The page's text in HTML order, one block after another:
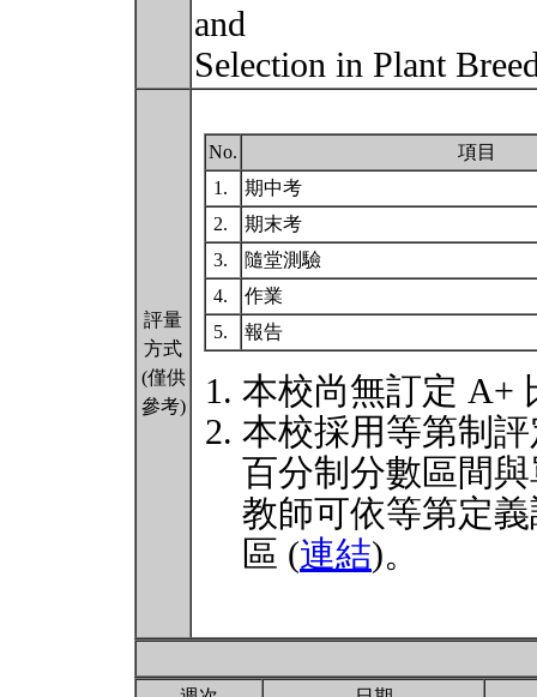
and
Selection in Plant
評量
方式
(僅供
參考)
No.
項目
1.
期中考
2.
期末考
3.
隨堂測驗
4.
作業
5.
報告
本校尚無訂定 A+
本校採用等第制
百分制分數區間
教師可依等第定
區 (連結)。